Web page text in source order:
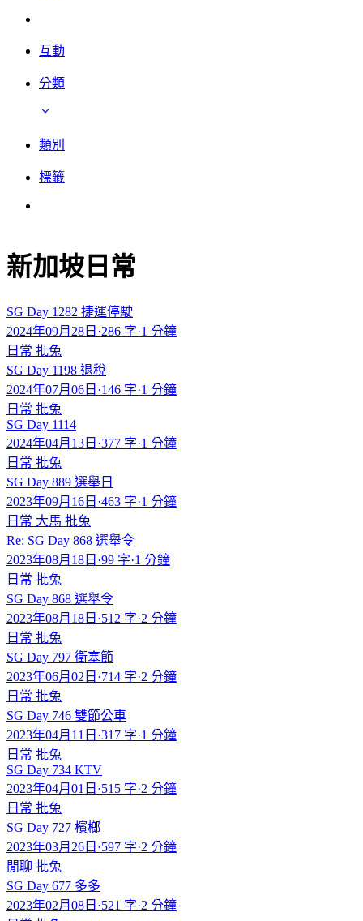
互動
分類
類別
標籤
新加坡日常
SG Day 1282 捷運停駛
2024年09月28日 ·286 字·1 分鐘
日常 批兔
SG Day 1198 退稅
2024年07月06日 ·146 字·1 分鐘
日常 批兔
SG Day 1114
2024年04月13日 ·377 字·1 分鐘
日常 批兔
SG Day 889 選舉日
2023年09月16日 ·463 字·1 分鐘
日常 大馬 批兔
Re: SG Day 868 選舉令
2023年08月18日 ·99 字·1 分鐘
日常 批兔
SG Day 868 選舉令
2023年08月18日 ·512 字·2 分鐘
日常 批兔
SG Day 797 衛塞節
2023年06月02日 ·714 字·2 分鐘
日常 批兔
SG Day 746 雙節公車
2023年04月11日 ·317 字·1 分鐘
日常 批兔
SG Day 734 KTV
2023年04月01日 ·515 字·2 分鐘
日常 批兔
SG Day 727 檳榔
2023年03月26日 ·597 字·2 分鐘
閒聊 批兔
SG Day 677 多多
2023年02月08日 ·521 字·2 分鐘